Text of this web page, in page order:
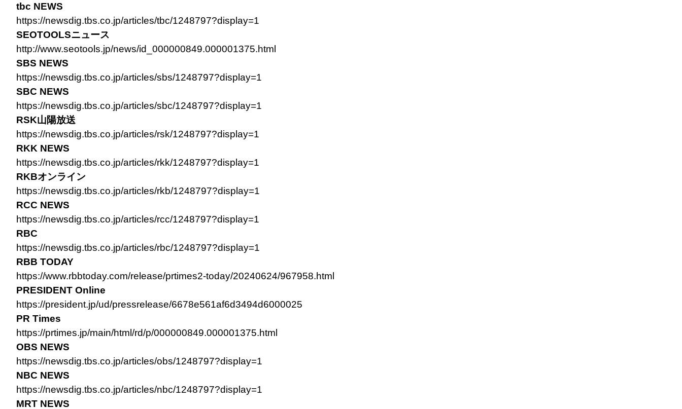
tbc NEWS
https://newsdig.tbs.co.jp/articles/tbc/1248797?display=1
SEOTOOLSニュース
http://www.seotools.jp/news/id_000000849.000001375.html
SBS NEWS
https://newsdig.tbs.co.jp/articles/sbs/1248797?display=1
SBC NEWS
https://newsdig.tbs.co.jp/articles/sbc/1248797?display=1
RSK山陽放送
https://newsdig.tbs.co.jp/articles/rsk/1248797?display=1
RKK NEWS
https://newsdig.tbs.co.jp/articles/rkk/1248797?display=1
RKBオンライン
https://newsdig.tbs.co.jp/articles/rkb/1248797?display=1
RCC NEWS
https://newsdig.tbs.co.jp/articles/rcc/1248797?display=1
RBC
https://newsdig.tbs.co.jp/articles/rbc/1248797?display=1
RBB TODAY
https://www.rbbtoday.com/release/prtimes2-today/20240624/967958.html
PRESIDENT Online
https://president.jp/ud/pressrelease/6678e561af6d3494d6000025
PR Times
https://prtimes.jp/main/html/rd/p/000000849.000001375.html
OBS NEWS
https://newsdig.tbs.co.jp/articles/obs/1248797?display=1
NBC NEWS
https://newsdig.tbs.co.jp/articles/nbc/1248797?display=1
MRT NEWS